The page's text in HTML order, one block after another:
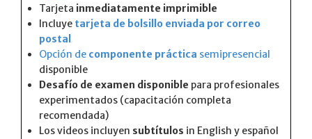
Tarjeta inmediatamente imprimible
Incluye tarjeta de bolsillo enviada por correo
postal
Opción de componente práctica semipresencial
disponible
Desafío de examen disponible para profesionales
experimentados (capacitación completa
recomendada)
Los videos incluyen subtítulos in English y español